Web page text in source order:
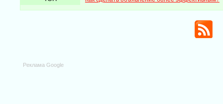
Реклама Google